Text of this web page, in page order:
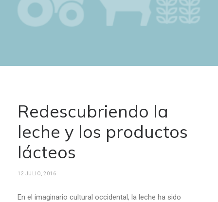
Redescubriendo la
leche y los productos
lácteos
12 JULIO, 2016
En el imaginario cultural occidental, la leche ha sido